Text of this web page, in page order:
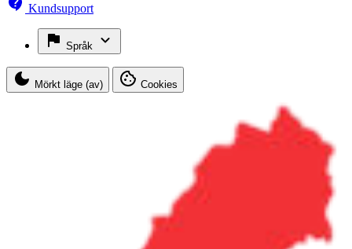
Kundsupport
Språk
Mörkt läge (av) Cookies